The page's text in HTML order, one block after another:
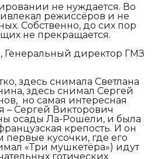
не нуждается. Во
режиссёров и не
Собственно, до сих пор
не прекращается.
Генеральный директор ГМЗ
здесь снимала Светлана
здесь снимал Сергей
но самая интересная
– Сергей Викторович
осады Ла-Рошели, и была
крепость. И он
первые кусочки, где его
«Три мушкетёра») идут
готических